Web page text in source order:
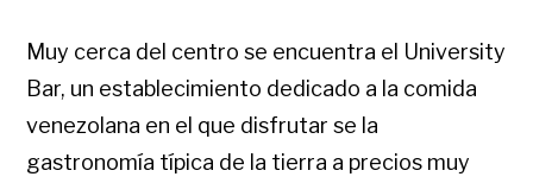
Muy cerca del centro se encuentra el University
Bar, un establecimiento dedicado a la comida
venezolana en el que disfrutar se la
gastronomía típica de la tierra a precios muy